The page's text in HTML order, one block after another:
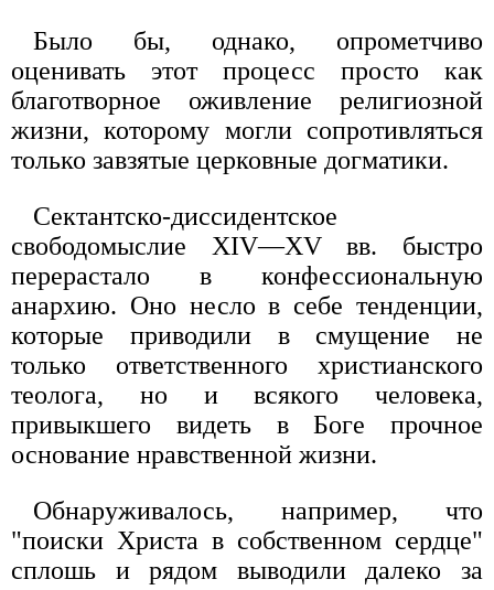
Было бы, однако, опрометчиво
оценивать этот процесс просто как
благотворное оживление религиозной
жизни, которому могли сопротивляться
только завзятые церковные догматики.
Сектантско-диссидентское
свободомыслие XIV—XV вв. быстро
перерастало в конфессиональную
анархию. Оно несло в себе тенденции,
которые приводили в смущение не
только ответственного христианского
теолога, но и всякого человека,
привыкшего видеть в Боге прочное
основание нравственной жизни.
Обнаруживалось, например, что
"поиски Христа в собственном сердце"
сплошь и рядом выводили далеко за